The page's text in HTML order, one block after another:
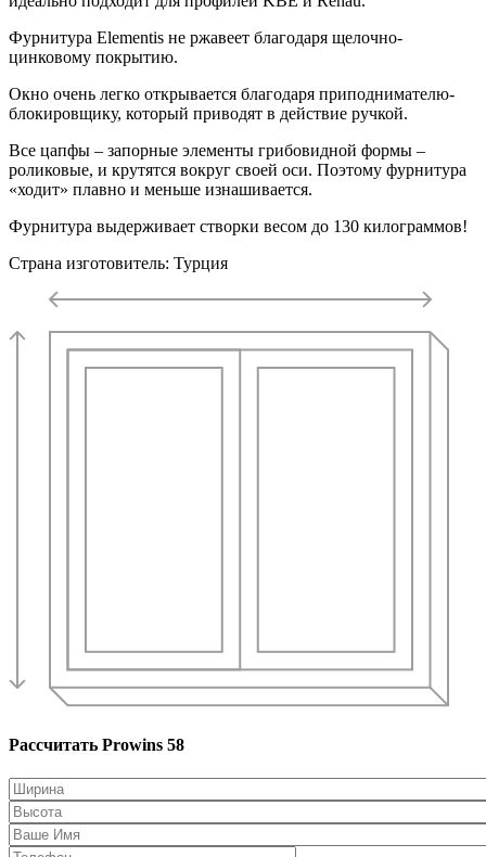
Фурнитура Elementis не ржавеет благодаря щелочно-
цинковому покрытию.
Окно очень легко открывается благодаря приподнимателю-
блокировщику, который приводят в действие ручкой.
Все цапфы – запорные элементы грибовидной формы –
роликовые, и крутятся вокруг своей оси. Поэтому фурнитура
«ходит» плавно и меньше изнашивается.
Фурнитура выдерживает створки весом до 130 килограммов!
Страна изготовитель: Турция
Рассчитать Prowins 58